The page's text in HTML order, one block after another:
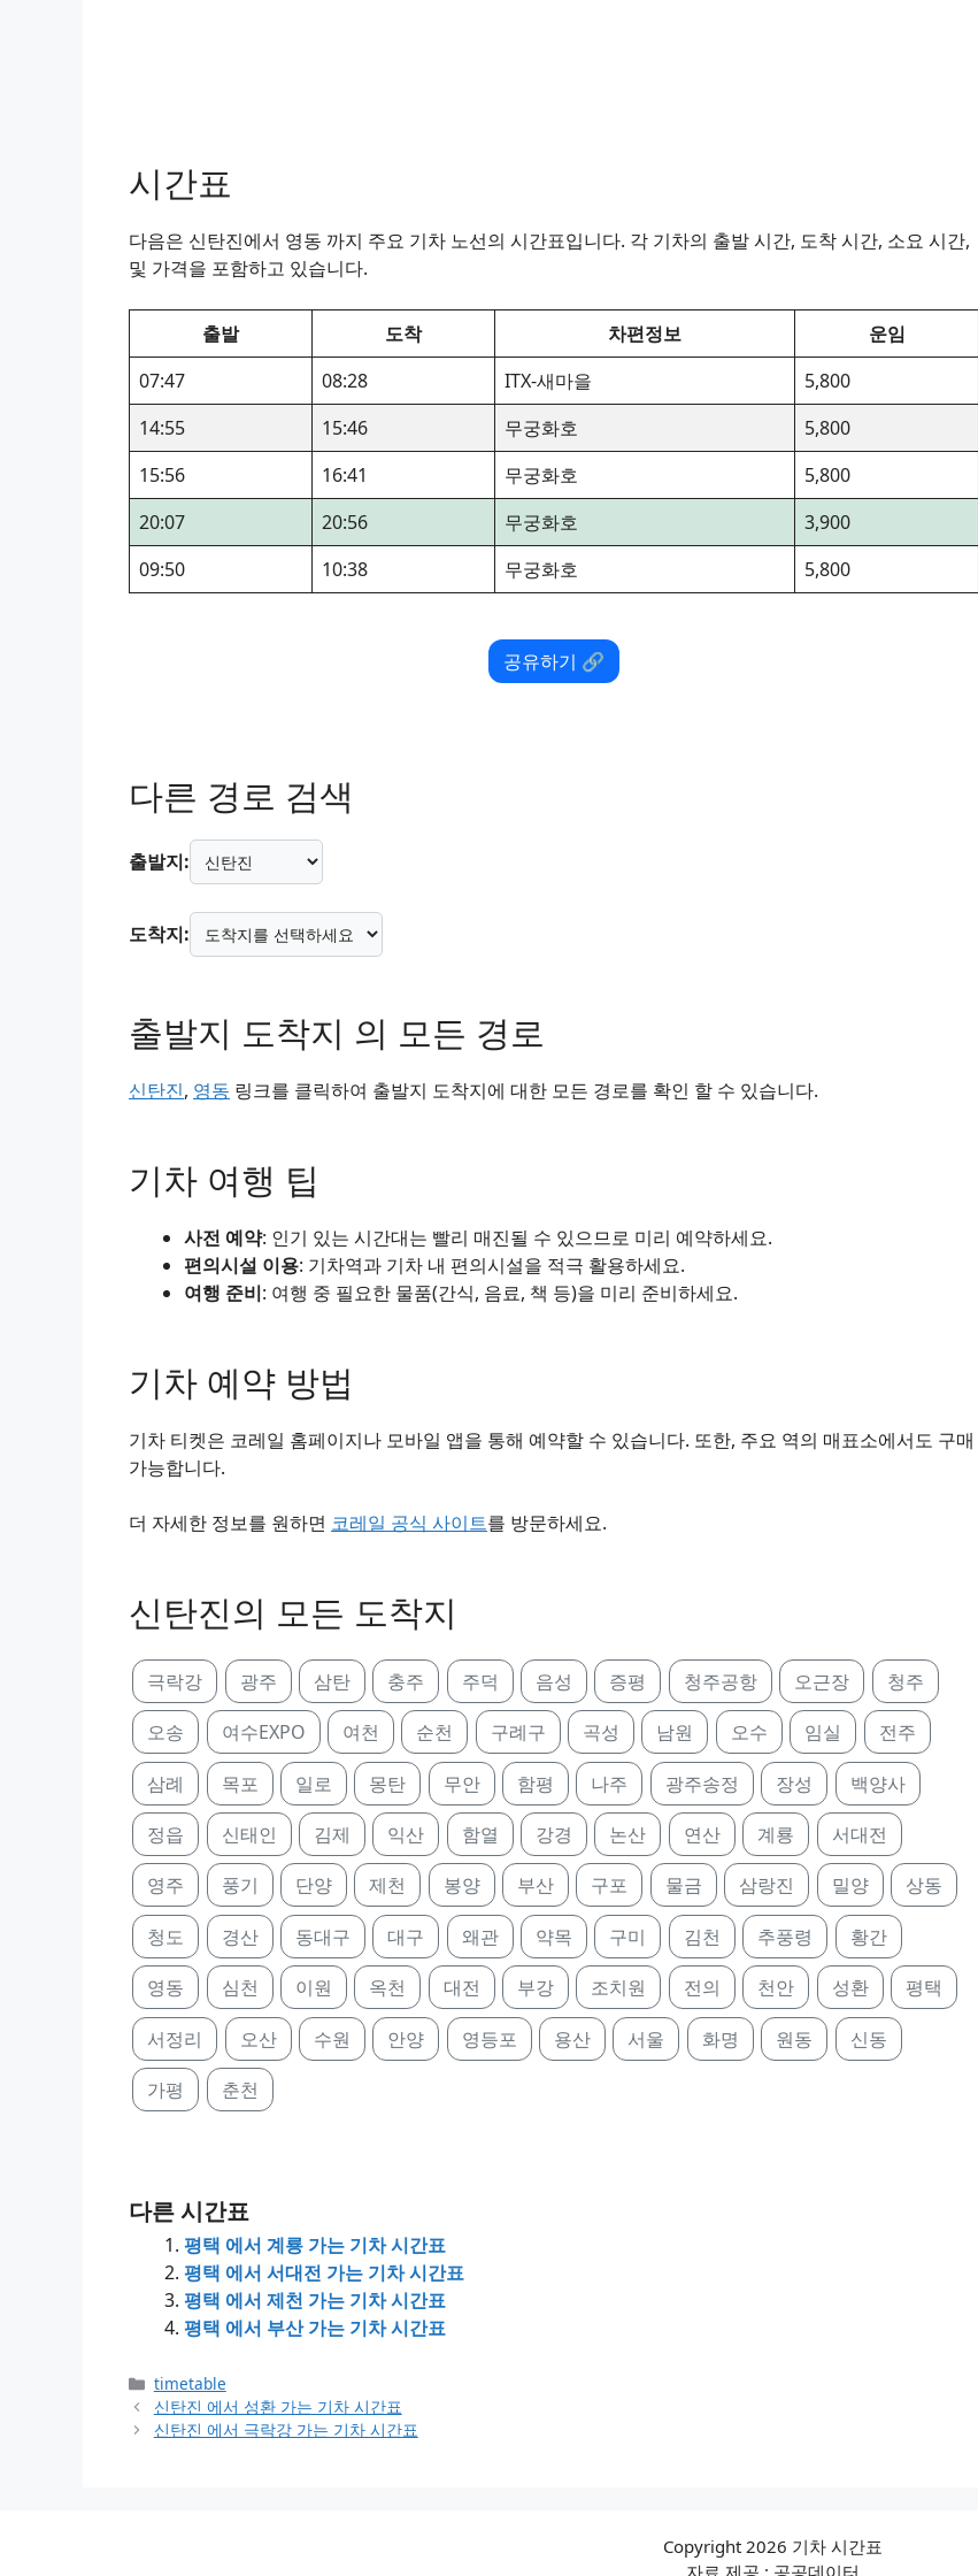
시간표
다음은 신탄진에서 영동 까지 주요 기차 노선의 시간표입니다. 각 기차의 출발 시간, 도착 시간, 소요 시간,
및 가격을 포함하고 있습니다.
출발 도착 차편정보
운임
07:47
08:28 ITX-새마을
5,800
14:55
15:46 무궁화호
5,800
15:56
16:41 무궁화호
5,800
20:07
20:56 무궁화호
3,900
09:50
10:38 무궁화호 5,800
공유하기 🔗
다른 경로 검색
출발지:
도착지:
출발지 도착지 의 모든 경로
신탄진, 영동 링크를 클릭하여 출발지 도착지에 대한 모든 경로를 확인 할 수 있습니다.
기차 여행 팁
사전 예약: 인기 있는 시간대는 빨리 매진될 수 있으므로 미리 예약하세요.
편의시설 이용: 기차역과 기차 내 편의시설을 적극 활용하세요.
여행 준비: 여행 중 필요한 물품(간식, 음료, 책 등)을 미리 준비하세요.
기차 예약 방법
기차 티켓은 코레일 홈페이지나 모바일 앱을 통해 예약할 수 있습니다. 또한, 주요 역의 매표소에서도 구매
가능합니다.
더 자세한 정보를 원하면 코레일 공식 사이트를 방문하세요.
신탄진의 모든 도착지
극락강 광주 삼탄 충주 주덕 음성 증평 청주공항 오근장 청주
오송 여수EXPO 여천 순천 구례구 곡성 남원 오수 임실 전주
삼례 목포 일로 몽탄 무안 함평 나주 광주송정 장성 백양사
정읍 신태인 김제 익산 함열 강경 논산 연산 계룡 서대전
영주 풍기 단양 제천 봉양 부산 구포 물금 삼랑진 밀양 상동
청도 경산 동대구 대구 왜관 약목 구미 김천 추풍령 황간
영동 심천 이원 옥천 대전 부강 조치원 전의 천안 성환 평택
서정리 오산 수원 안양 영등포 용산 서울 화명 원동 신동
가평 춘천
다른 시간표
평택 에서 계룡 가는 기차 시간표
평택 에서 서대전 가는 기차 시간표
평택 에서 제천 가는 기차 시간표
평택 에서 부산 가는 기차 시간표
Categories
timetable
신탄진 에서 성환 가는 기차 시간표
신탄진 에서 극락강 가는 기차 시간표
Copyright 2026 기차 시간표